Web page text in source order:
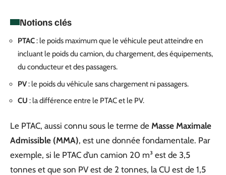
Notions clés
PTAC: le poids maximum que le véhicule peut atteindre en
incluant le poids du camion, du chargement, des équipements,
du conducteur et des passagers.
PV: le poids du véhicule sans chargement ni passagers.
CU : la différence entre le PTAC et le PV.
Le PTAC, aussi connu sous le terme de Masse Maximale
Admissible (MMA), est une donnée fondamentale. Par
exemple, si le PTAC d’un camion 20 m³ est de 3,5
tonnes et que son PV est de 2 tonnes, la CU est de 1,5